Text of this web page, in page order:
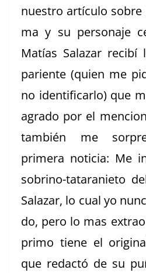
nue­stro artícu­lo
ma y su per­son­aje
Matías Salazar
pari­ente (quien me
no iden­ti­fi­car­lo) que
agra­do por el
tam­bién me
primera noti­cia: Me
sobri­no-tatarani­eto
Salazar, lo cual yo
do, pero lo mas
pri­mo tiene el
que redac­tó de su